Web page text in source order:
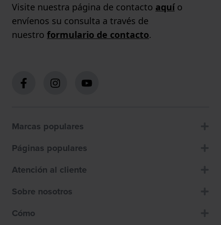
Visite nuestra página de contacto aquío
envíenos su consulta a través de
nuestro formulario de contacto.
Marcas populares
Páginas populares
Atención al cliente
Sobre nosotros
Cómo